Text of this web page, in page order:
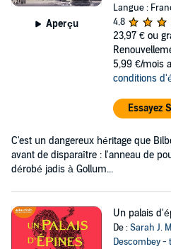
Aperçu
Langue :
4,8
23,97 € ou
5,99 €/mois
conditions
Essayez
C'est un dangereux héritage que
avant de disparaître : l'anneau de
dérobé jadis à Gollum...
Un palais
De :Sarah J.
Descombey